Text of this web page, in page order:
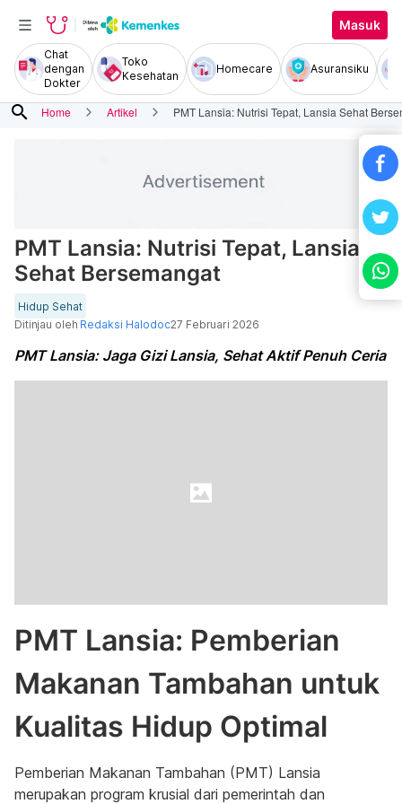
Masuk
Chat
dengan
Dokter
Toko
Kesehatan
Homecare Asuransiku
search Home Artikel PMT Lansia: Nutrisi Tepat, Lansia Sehat
PMT Lansia: Nutrisi Tepat, Lansia
Sehat Bersemangat
Hidup Sehat
Ditinjau oleh Redaksi Halodoc27 Februari 2026
PMT Lansia: Jaga Gizi Lansia, Sehat Aktif Penuh Ceria
PMT Lansia: Pemberian
Makanan Tambahan untuk
Kualitas Hidup Optimal
Pemberian Makanan Tambahan (PMT) Lansia
merupakan program krusial dari pemerintah dan